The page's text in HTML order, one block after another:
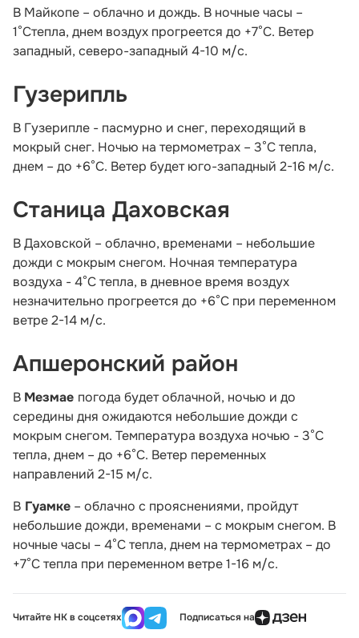
В Майкопе – облачно и дождь. В ночные часы –
1°Степла, днем воздух прогреется до +7°С. Ветер
западный, северо-западный 4-10 м/с.
Гузерипль
В Гузерипле - пасмурно и снег, переходящий в
мокрый снег. Ночью на термометрах – 3°С тепла,
днем – до +6°С. Ветер будет юго-западный 2-16 м/с.
Станица Даховская
В Даховской – облачно, временами – небольшие
дожди с мокрым снегом. Ночная температура
воздуха - 4°С тепла, в дневное время воздух
незначительно прогреется до +6°С при переменном
ветре 2-14 м/с.
Апшеронский район
В Мезмае погода будет облачной, ночью и до
середины дня ожидаются небольшие дожди с
мокрым снегом. Температура воздуха ночью - 3°С
тепла, днем – до +6°С. Ветер переменных
направлений 2-15 м/с.
В Гуамке – облачно с прояснениями, пройдут
небольшие дожди, временами – с мокрым снегом. В
ночные часы – 4°С тепла, днем на термометрах – до
+7°С тепла при переменном ветре 1-16 м/с.
Читайте НК в соцсетях Подписаться на